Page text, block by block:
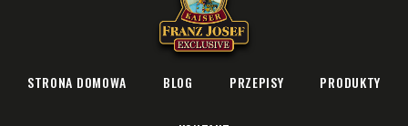
STRONA DOMOWA BLOG PRZEPISY PRODUKTY